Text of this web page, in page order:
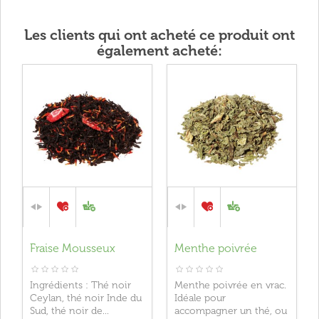
Les clients qui ont acheté ce produit ont
également acheté:
Fraise Mousseux
Ingrédients : Thé noir
Ceylan, thé noir Inde du
Sud, thé noir de...
Menthe poivrée
Menthe poivrée en vrac.
Idéale pour
accompagner un thé, ou